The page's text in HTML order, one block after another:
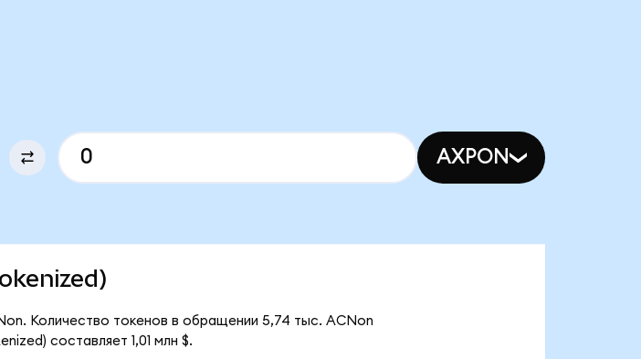
AXPON
Количество токенов в обращении 5,74 тыс. ACNon
составляет 1,01 млн $.